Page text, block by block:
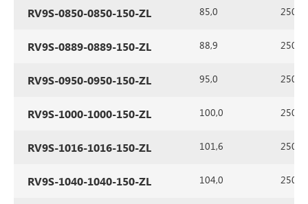
RV9S-0850-0850-150-ZL 85,0 250
RV9S-0889-0889-150-ZL 88,9 250
RV9S-0950-0950-150-ZL 95,0 250
RV9S-1000-1000-150-ZL 100,0 250
RV9S-1016-1016-150-ZL 101,6 250
RV9S-1040-1040-150-ZL 104,0 250